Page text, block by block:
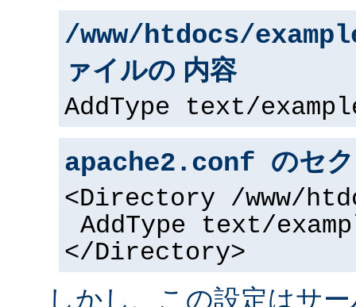
/www/htdocs/
ァイルの 内容
AddType text/
apache2.conf のセク
<Directory /www/
AddType text/
</Directory>
しかし、この設定はサ